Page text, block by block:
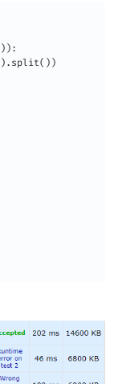
) ) :
) . split( ) )